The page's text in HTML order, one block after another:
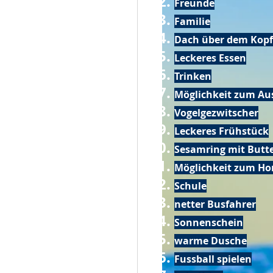
Freunde
Familie
Dach über dem Kopf
Leckeres Essen
Trinken
Möglichkeit zum
Vogelgezwitscher
Leckeres Frühstück
Sesamring mit
Möglichkeit zum
Schule
netter Busfahrer
Sonnenschein
warme Dusche
Fussball spielen